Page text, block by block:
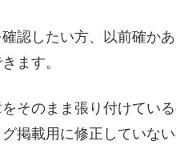
認したい方、以前確か
ます。
そのまま張り付けてい
掲載用に修正していない